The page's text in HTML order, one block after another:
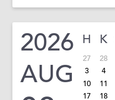
2026
AUG
H K
27 28
3
4
10
11
17
18